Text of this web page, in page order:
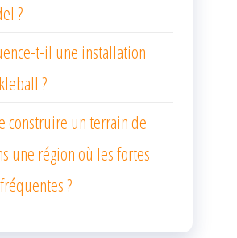
?
t-il une installation
?
construire un terrain de
une région où les fortes
?